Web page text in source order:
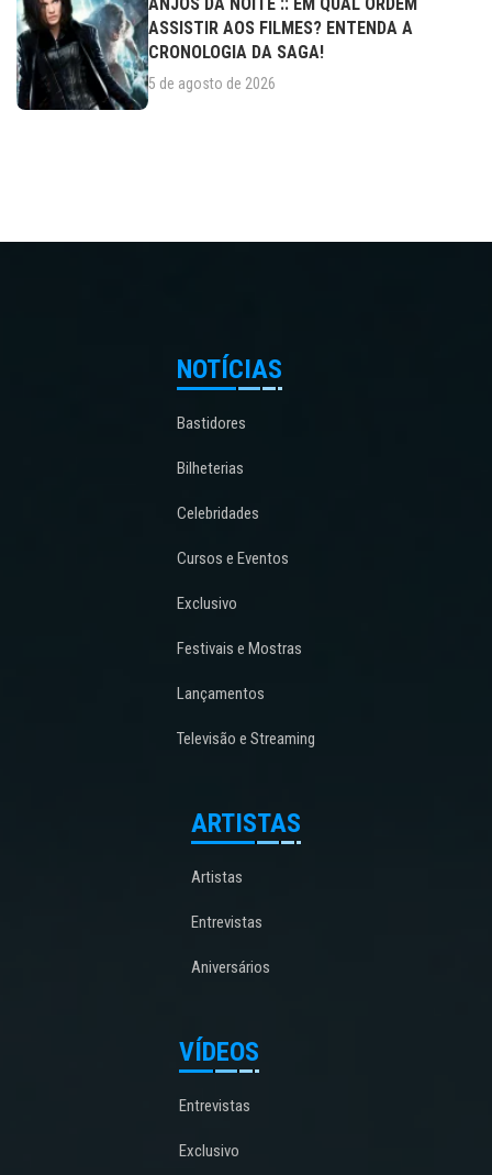
ANJOS DA NOITE :: EM QUAL ORDEM
ASSISTIR AOS FILMES? ENTENDA A
CRONOLOGIA DA SAGA!
5 de agosto de 2026
NOTÍCIAS
Bastidores
Bilheterias
Celebridades
Cursos e Eventos
Exclusivo
Festivais e Mostras
Lançamentos
Televisão e Streaming
ARTISTAS
Artistas
Entrevistas
Aniversários
VÍDEOS
Entrevistas
Exclusivo